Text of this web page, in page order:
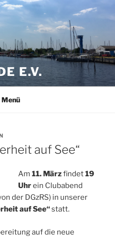
E.V.
Menü
auf See“
Am 11. Märzfindet19
Uhrein Clubabend
der DGzRS) in unserer
auf See“statt.
auf die neue